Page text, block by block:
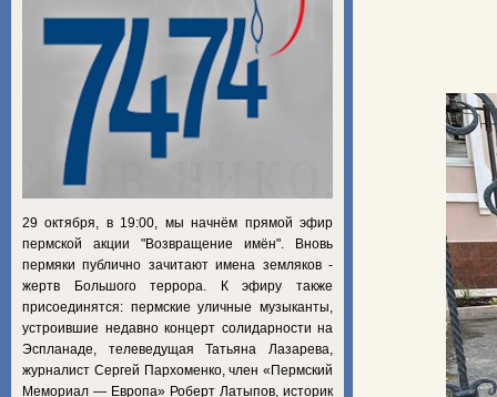
29 октября, в 19:00, мы начнём прямой эфир
пермской акции "Возвращение имён". Вновь
пермяки публично зачитают имена земляков -
жертв Большого террора. К эфиру также
присоединятся: пермские уличные музыканты,
устроившие недавно концерт солидарности на
Эспланаде, телеведущая Татьяна Лазарева,
журналист Сергей Пархоменко, член «Пермский
Мемориал — Европа» Роберт Латыпов, историк